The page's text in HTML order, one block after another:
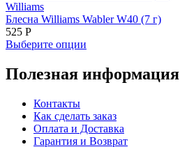
Williams
Блесна Williams Wabler W40 (7 г)
525 Р
Выберите опции
Полезная информация
Контакты
Как сделать заказ
Оплата и Доставка
Гарантия и Возврат